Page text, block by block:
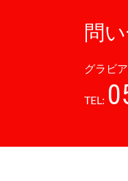
問
グラビ
TEL: